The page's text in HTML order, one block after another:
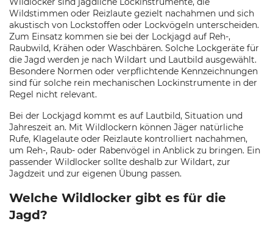
Wildstimmen oder Reizlaute gezielt nachahmen und sich
akustisch von Lockstoffen oder Lockvögeln unterscheiden.
Zum Einsatz kommen sie bei der Lockjagd auf Reh-,
Raubwild, Krähen oder Waschbären. Solche Lockgeräte für
die Jagd werden je nach Wildart und Lautbild ausgewählt.
Besondere Normen oder verpflichtende Kennzeichnungen
sind für solche rein mechanischen Lockinstrumente in der
Regel nicht relevant.
Bei der Lockjagd kommt es auf Lautbild, Situation und
Jahreszeit an. Mit Wildlockern können Jäger natürliche
Rufe, Klagelaute oder Reizlaute kontrolliert nachahmen,
um Reh-, Raub- oder Rabenvögel in Anblick zu bringen. Ein
passender Wildlocker sollte deshalb zur Wildart, zur
Jagdzeit und zur eigenen Übung passen.
Welche Wildlocker gibt es für die
Jagd?